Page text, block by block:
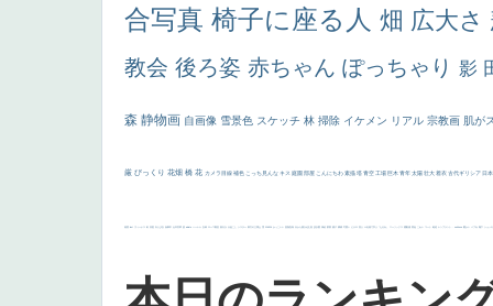
合写真 椅子に座る人 畑 広大さ
教会 後ろ姿 赤ちゃん ぽっちゃり 影
森 静物画 自画像 雪景色 スケッチ 林 掃除 イケメン リアル 宗教画 肌が
厳 びっくり 花畑 橋 花 カメラ目線 補色 こっち見んな キス 庭園 部屋 こんにちわ 素描 塔 青空 工場 巨木 青年 太陽 壮大 着衣 古代ギリシア 日
画質 last ヴィーナス 剣 白人少女 食事中 山本芳翠 麦 alciato ハーレム 女神 ローマ教皇 奥行き 火起こし シスター 東方の三博士 114514 かっこいい 受胎告知 天から覗き込む顔 設計図 挿絵 群衆 親子 裸婦 可愛い ピサロ ＃名画で学ぶ「たるみ」 ニーソックス 躍動感 黄色 こわい コート 畦道 レンブラント・ sekkusu 暖かい バブみ 靴下 ショッ